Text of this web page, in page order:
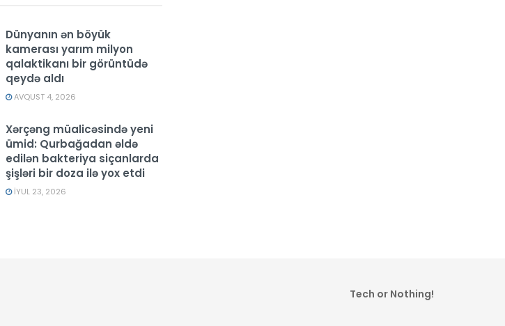
Dünyanın ən böyük
kamerası yarım milyon
qalaktikanı bir görüntüdə
qeydə aldı
AVQUST 4, 2026
Xərçəng müalicəsində yeni
ümid: Qurbağadan əldə
edilən bakteriya siçanlarda
şişləri bir doza ilə yox etdi
İYUL 23, 2026
Tech or Nothing!